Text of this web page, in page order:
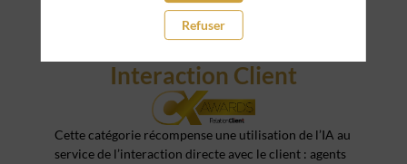
IA pour la CX - Front /
Interaction Client
Cette catégorie récompense une utilisation de l’IA au
service de l’interaction directe avec le client : agents
Refuser